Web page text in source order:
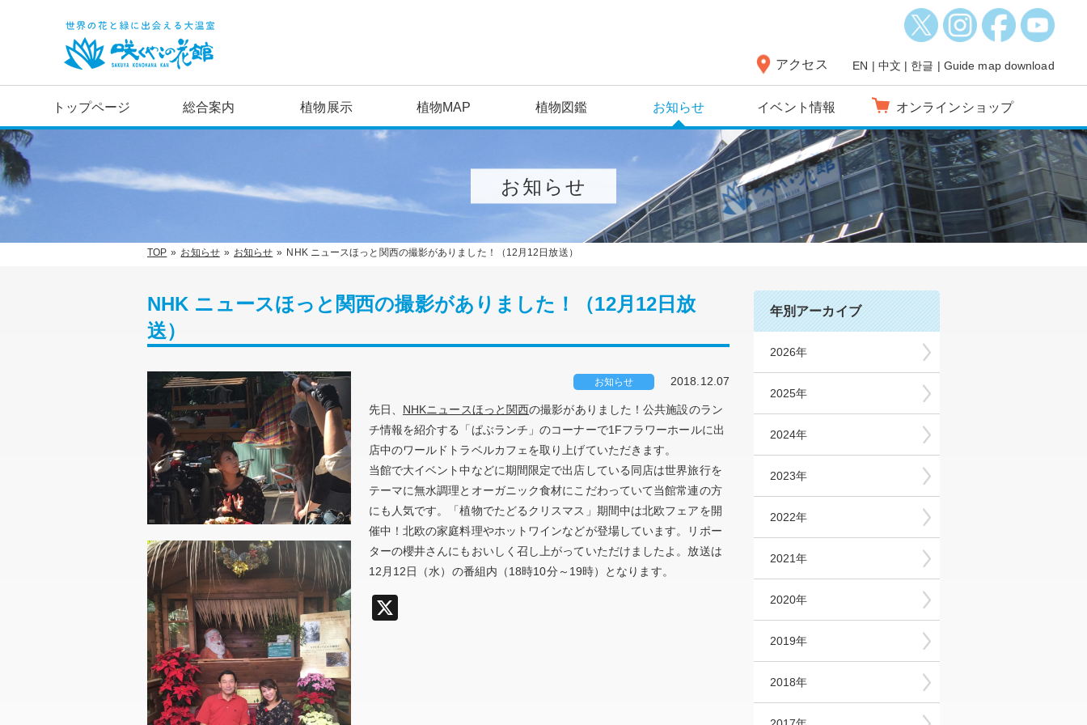
アクセス EN | 中文 | 한글 | Guide map download
トップページ 総合案内 植物展示 植物MAP 植物図鑑 お知らせ イベント情報 オンラインショップ
お知らせ
TOP お知らせ お知らせ NHK ニュースほっと関西の撮影がありました！（12月12日放送）
NHK ニュースほっと関西の撮影がありました！（12月12日放
送）
お知らせ 2018.12.07
先日、 NHKニュースほっと関西の撮影がありました！公共施設のラン
チ情報を紹介する「ぱぶランチ」のコーナーで1Fフラワーホールに出
店中のワールドトラベルカフェを取り上げていただきます。
当館で大イベント中などに期間限定で出店している同店は世界旅行を
テーマに無水調理とオーガニック食材にこだわっていて当館常連の方
にも人気です。「植物でたどるクリスマス」期間中は北欧フェアを開
催中！北欧の家庭料理やホットワインなどが登場しています。リポー
ターの櫻井さんにもおいしく召し上がっていただけましたよ。放送は
12月12日（水）の番組内（18時10分～19時）となります。
年別アーカイブ
2026年
2025年
2024年
2023年
2022年
2021年
2020年
2019年
2018年